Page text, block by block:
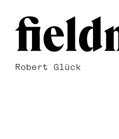
Robert Glück